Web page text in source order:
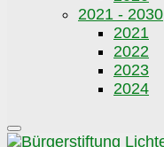
2021 - 2030
2021
2022
2023
2024